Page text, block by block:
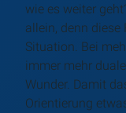
wie es weiter
allein, denn diese
Situation. Bei
immer mehr
Wunder. Damit
Orientierung